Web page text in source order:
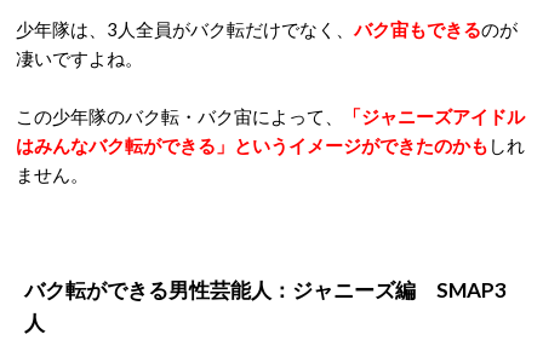
少年隊は、3人全員がバク転だけでなく、バク宙もできるのが
凄いですよね。
この少年隊のバク転・バク宙によって、
「ジャニーズアイドル
はみんなバク転ができる」というイメージができたのかも しれ
ません。
バク転ができる男性芸能人：ジャニーズ編 SMAP3
人